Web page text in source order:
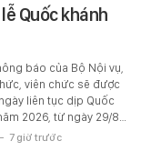
Quốc khánh
báo của Bộ Nội vụ,
viên chức sẽ được
liên tục dịp Quốc
2026, từ ngày 29/8…
- 7 giờ trước